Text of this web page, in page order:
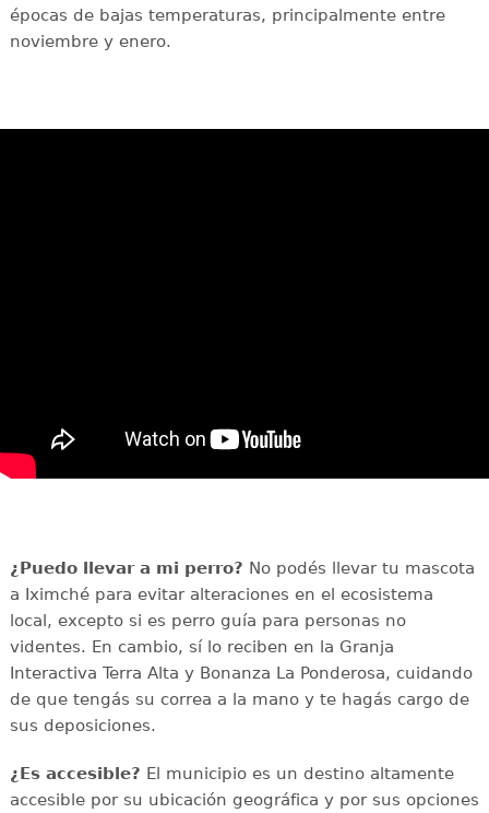
épocas de bajas temperaturas, principalmente entre
noviembre y enero.
¿Puedo llevar a mi perro? No podés llevar tu mascota
a Iximché para evitar alteraciones en el ecosistema
local, excepto si es perro guía para personas no
videntes. En cambio, sí lo reciben en la Granja
Interactiva Terra Alta y Bonanza La Ponderosa, cuidando
de que tengás su correa a la mano y te hagás cargo de
sus deposiciones.
¿Es accesible? El municipio es un destino altamente
accesible por su ubicación geográfica y por sus opciones